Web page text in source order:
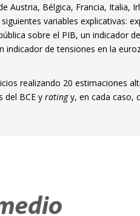
Austria, Bélgica, Francia, Italia,
variables explicativas:
sobre el PIB, un indicador
indicador de tensiones en la
realizando 20 estimaciones
del BCE y ratingy, en cada caso,